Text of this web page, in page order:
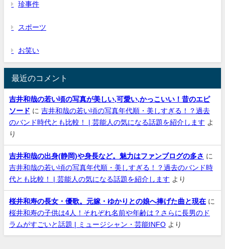
珍事件
スポーツ
お笑い
最近のコメント
吉井和哉の若い頃の写真が美しい,可愛い,かっこいい！昔のエピ
ソード に 吉井和哉の若い頃の写真年代順・美しすぎる！？過去
のバンド時代とも比較！ | 芸能人の気になる話題を紹介します よ
り
吉井和哉の出身(静岡)や身長など。魅力はファンブログの多さ に
吉井和哉の若い頃の写真年代順・美しすぎる！？過去のバンド時
代とも比較！ | 芸能人の気になる話題を紹介します より
桜井和寿の長女・優歌。元嫁・ゆかりとの娘へ捧げた曲と現在 に
桜井和寿の子供は4人！それぞれ名前や年齢は？さらに長男のド
ラムがすごいと話題 | ミュージシャン・芸能INFO より